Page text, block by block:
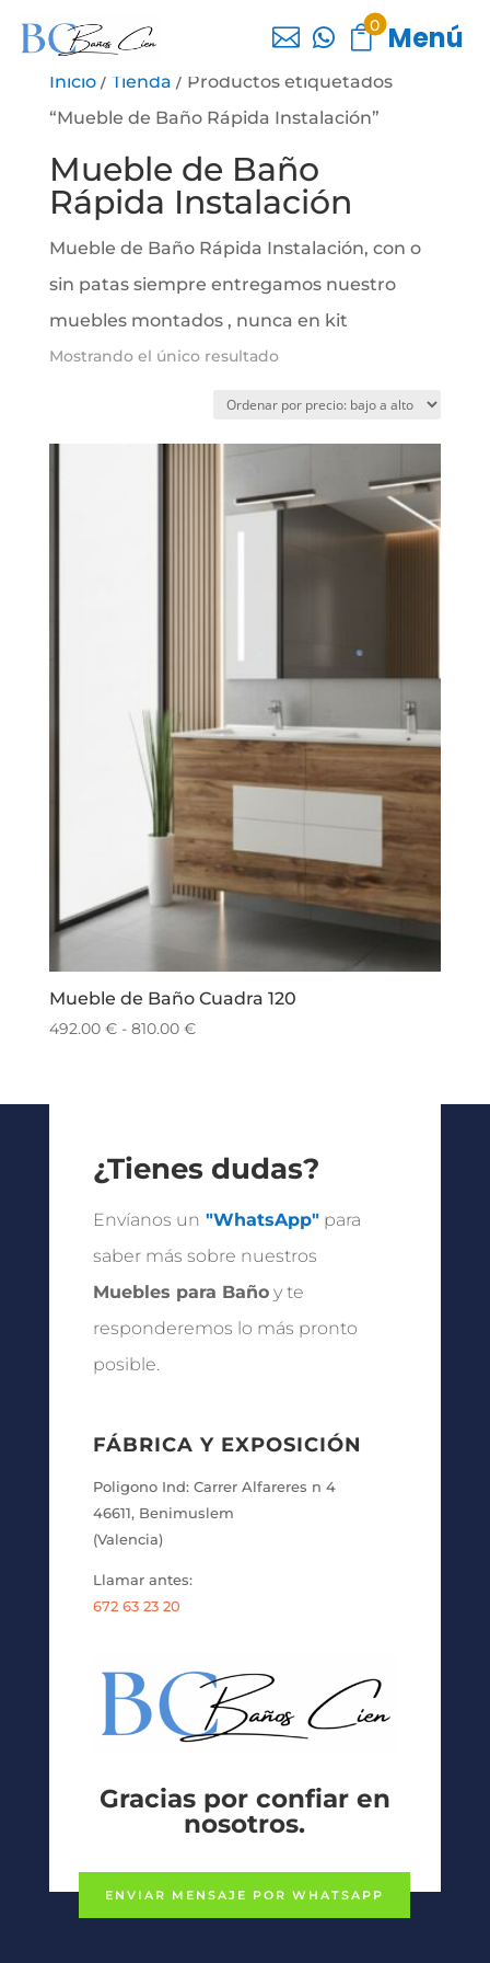
  0 Menú
Inicio/ Tienda / Productos etiquetados
“Mueble de Baño Rápida Instalación”
Mueble de Baño
Rápida Instalación
Mueble de Baño Rápida Instalación, con o
sin patas siempre entregamos nuestro
muebles montados , nunca en kit
Mostrando el único resultado
Mueble de Baño Cuadra 120
492.00 € - 810.00 €Rango
hasta
810.00 €
¿Tienes dudas?
Envíanos un "WhatsApp"para
saber más sobre nuestros
Muebles para Bañoy te
responderemos lo más pronto
posible.
FÁBRICA Y EXPOSICIÓN
Poligono Ind: Carrer Alfareres n 4
46611, Benimuslem
(Valencia)
Llamar antes:
672 63 23 20
Gracias por confiar en
nosotros.
ENVIAR MENSAJE POR WHATSAPP